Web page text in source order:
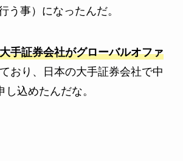
う事）になったんだ。
手証券会社がグローバルオファ
おり、日本の大手証券会社で中
込めたんだな。